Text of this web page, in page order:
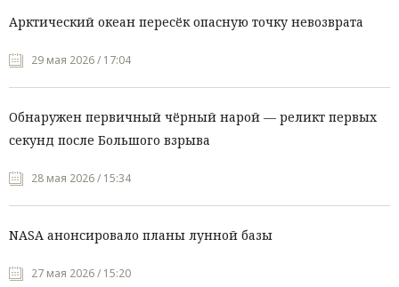
Арктический океан пересёк опасную точку невозврата
29 мая 2026 / 17:04
Обнаружен первичный чёрный нарой — реликт первых
секунд после Большого взрыва
28 мая 2026 / 15:34
NASA анонсировало планы лунной базы
27 мая 2026 / 15:20